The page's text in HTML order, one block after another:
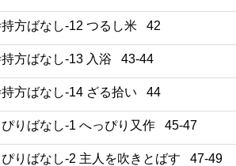
持方ばなし-12 つるし米 42
持方ばなし-13 入浴 43-44
持方ばなし-14 ざる拾い 44
ぴりばなし-1 へっぴり又作 45-47
ぴりばなし-2 主人を吹きとばす 47-49